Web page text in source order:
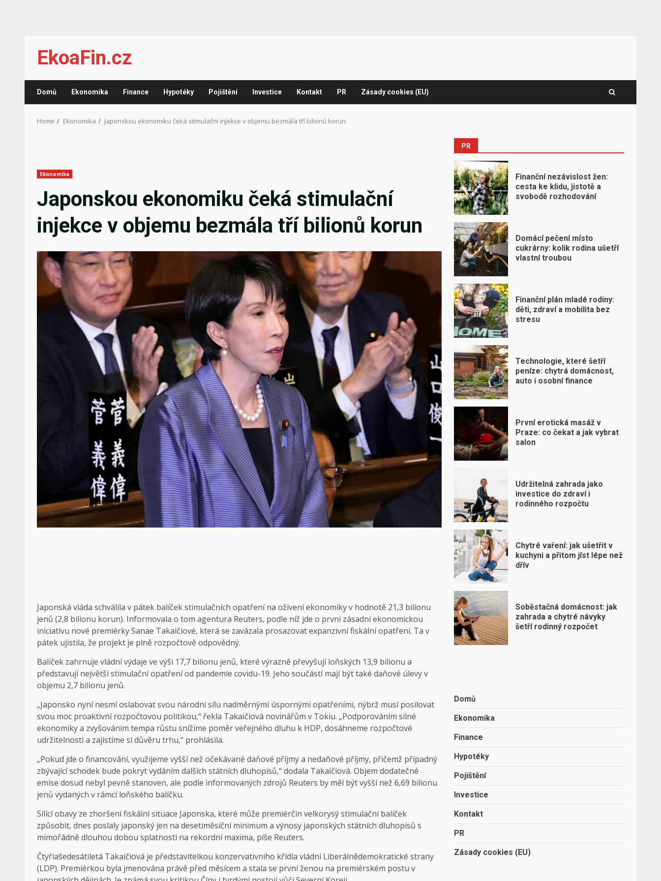
content
EkoaFin.cz
Domů Ekonomika Finance Hypotéky Pojištění Investice Kontakt PR Zásady cookies (EU)
Home Ekonomika Japonskou ekonomiku čeká stimulační injekce v objemu bezmála tří bilionů korun
Ekonomika
Japonskou ekonomiku čeká stimulační
injekce v objemu bezmála tří bilionů korun
Japonská vláda schválila v pátek balíček stimulačních opatření na oživení ekonomiky v hodnotě 21,3 bilionu
jenů (2,8 bilionu korun). Informovala o tom agentura Reuters, podle níž jde o první zásadní ekonomickou
iniciativu nové premiérky Sanae Takaičiové, která se zavázala prosazovat expanzivní fiskální opatření. Ta v
pátek ujistila, že projekt je plně rozpočtově odpovědný.
Balíček zahrnuje vládní výdaje ve výši 17,7 bilionu jenů, které výrazně převyšují loňských 13,9 bilionu a
představují největší stimulační opatření od pandemie covidu-19. Jeho součástí mají být také daňové úlevy v
objemu 2,7 bilionu jenů.
„Japonsko nyní nesmí oslabovat svou národní sílu nadměrnými úspornými opatřeními, nýbrž musí posilovat
svou moc proaktivní rozpočtovou politikou,“ řekla Takaičiová novinářům v Tokiu. „Podporováním silné
ekonomiky a zvyšováním tempa růstu snížíme poměr veřejného dluhu k HDP, dosáhneme rozpočtové
udržitelnosti a zajistíme si důvěru trhu,“ prohlásila.
„Pokud jde o financování, využijeme vyšší než očekávané daňové příjmy a nedaňové příjmy, přičemž případný
zbývající schodek bude pokryt vydáním dalších státních dluhopisů,“ dodala Takaičiová. Objem dodatečné
emise dosud nebyl pevně stanoven, ale podle informovaných zdrojů Reuters by měl být vyšší než 6,69 bilionu
jenů vydaných v rámci loňského balíčku.
Sílící obavy ze zhoršení fiskální situace Japonska, které může premiérčin velkorysý stimulační balíček
způsobit, dnes poslaly japonský jen na desetiměsíční minimum a výnosy japonských státních dluhopisů s
mimořádně dlouhou dobou splatnosti na rekordní maxima, píše Reuters.
Čtyřiašedesátiletá Takaičiová je představitelkou konzervativního křídla vládní Liberálnědemokratické strany
(LDP). Premiérkou byla jmenována právě před měsícem a stala se první ženou na premiérském postu v
PR
Finanční nezávislost žen:
cesta ke klidu, jistotě a
svobodě rozhodování
Domácí pečení místo
cukrárny: kolik rodina ušetří
vlastní troubou
Finanční plán mladé rodiny:
děti, zdraví a mobilita bez
stresu
Technologie, které šetří
peníze: chytrá domácnost,
auto i osobní finance
První erotická masáž v
Praze: co čekat a jak vybrat
salon
Udržitelná zahrada jako
investice do zdraví i
rodinného rozpočtu
Chytré vaření: jak ušetřit v
kuchyni a přitom jíst lépe než
dřív
Soběstačná domácnost: jak
zahrada a chytré návyky
šetří rodinný rozpočet
Domů
Ekonomika
Finance
Hypotéky
Pojištění
Investice
Kontakt
PR
Zásady cookies (EU)